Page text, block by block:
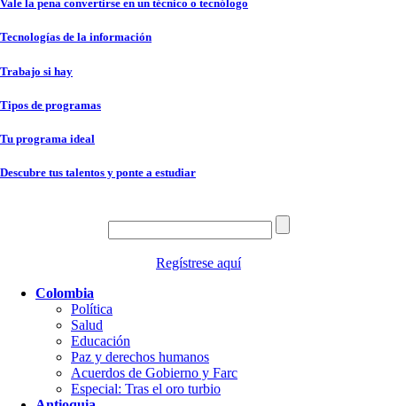
Vale la pena convertirse en un técnico o tecnólogo
Tecnologías de la información
Trabajo si hay
Tipos de programas
Tu programa ideal
Descubre tus talentos y ponte a estudiar
Regístrese aquí
Colombia
Política
Salud
Educación
Paz y derechos humanos
Acuerdos de Gobierno y Farc
Especial: Tras el oro turbio